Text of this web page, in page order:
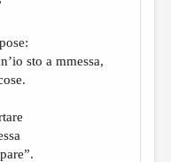
sto a mmessa,